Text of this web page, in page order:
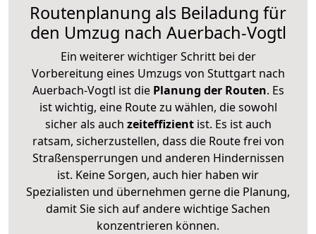
Routenplanung als Beiladung für
den Umzug nach Auerbach-Vogtl
Ein weiterer wichtiger Schritt bei der
Vorbereitung eines Umzugs von Stuttgart nach
Auerbach-Vogtl ist diePlanung der Routen. Es
ist wichtig, eine Route zu wählen, die sowohl
sicher als auch zeiteffizientist. Es ist auch
ratsam, sicherzustellen, dass die Route frei von
Straßensperrungen und anderen Hindernissen
ist. Keine Sorgen, auch hier haben wir
Spezialisten und übernehmen gerne die Planung,
damit Sie sich auf andere wichtige Sachen
konzentrieren können.